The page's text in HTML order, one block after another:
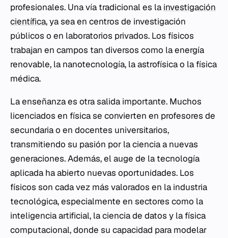
profesionales. Una vía tradicional es la investigación
científica, ya sea en centros de investigación
públicos o en laboratorios privados. Los físicos
trabajan en campos tan diversos como la energía
renovable, la nanotecnología, la astrofísica o la física
médica.
La enseñanza es otra salida importante. Muchos
licenciados en física se convierten en profesores de
secundaria o en docentes universitarios,
transmitiendo su pasión por la ciencia a nuevas
generaciones. Además, el auge de la tecnología
aplicada ha abierto nuevas oportunidades. Los
físicos son cada vez más valorados en la industria
tecnológica, especialmente en sectores como la
inteligencia artificial, la ciencia de datos y la física
computacional, donde su capacidad para modelar